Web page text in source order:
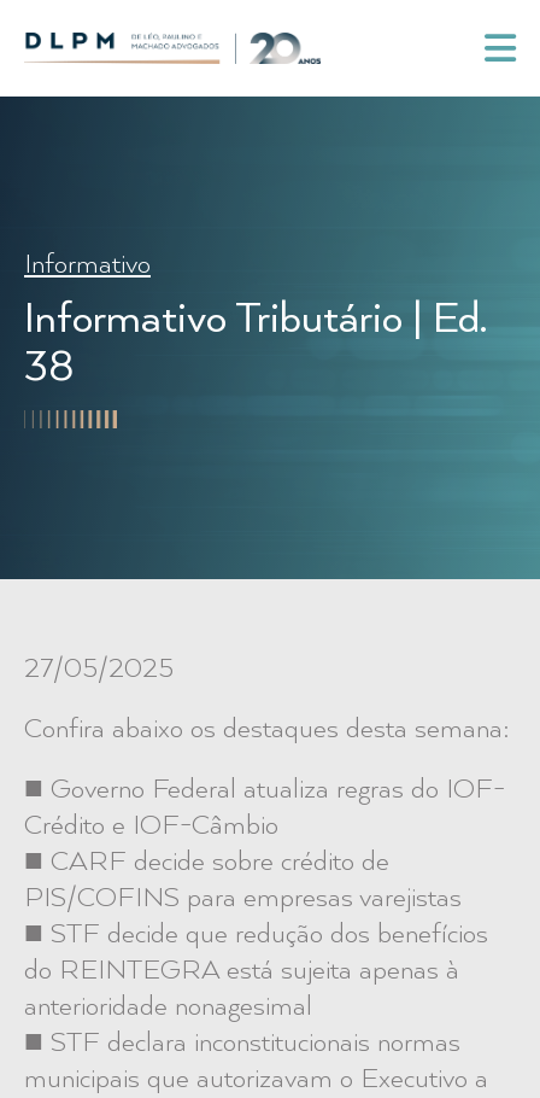
Informativo
Informativo Tributário | Ed.
38
27/05/2025
Confira abaixo os destaques desta semana:
■ Governo Federal atualiza regras do IOF-
Crédito e IOF-Câmbio
■ CARF decide sobre crédito de
PIS/COFINS para empresas varejistas
■ STF decide que redução dos benefícios
do REINTEGRA está sujeita apenas à
anterioridade nonagesimal
■ STF declara inconstitucionais normas
municipais que autorizavam o Executivo a